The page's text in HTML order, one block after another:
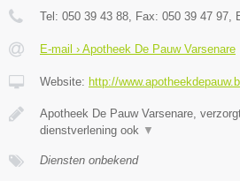
Tel: 050 39 43 88 , Fax: 050 39 47 97 ,
E-mail › Apotheek De Pauw Varsenare
Website: http://
Apotheek De Pauw Varsenare,
dienstverlening ook ▼
Diensten onbekend